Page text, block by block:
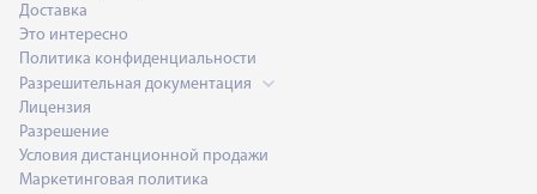
Доставка
Это интересно
Политика конфиденциальности
Разрешительная документация
Лицензия
Разрешение
Условия дистанционной продажи
Маркетинговая политика